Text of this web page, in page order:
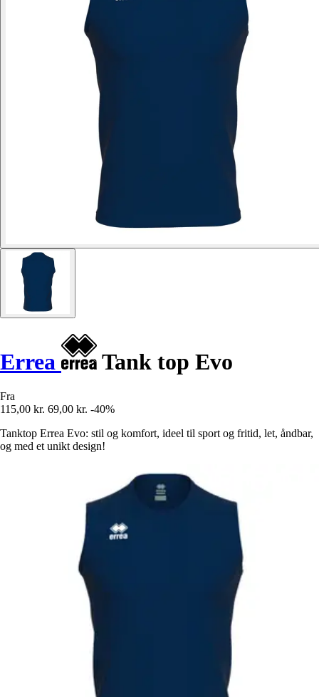
Errea Tank top Evo
Fra
115,00 kr. 69,00 kr. -40%
Tanktop Errea Evo: stil og komfort, ideel til sport og fritid, let, åndbar,
og med et unikt design!